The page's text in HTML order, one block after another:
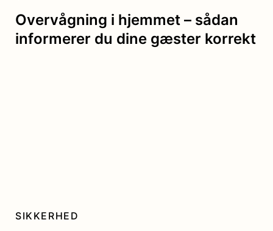
Overvågning i hjemmet – sådan
informerer du dine gæster korrekt
SIKKERHED